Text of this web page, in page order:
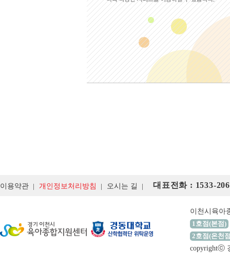
이용약관 개인정보처리방침 오시는 길 대표전화 : 1533-
이천시육아
1호점(본점)
2호점(온천
copyrightⓒ